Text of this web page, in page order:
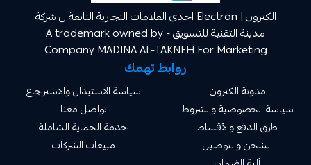
الكترون | Electron احدى العلامات التجارية التابعة ل شركة
مدينة التقنية للتسويق A trademark owned by -
Company MADINA AL-TAKNEH For
روابط تهمك
والشروط
والأقساط
والتوصيل
سياسة الاستبدال والاسترجاع
خدمة الحماية الشاملة
مبيعات الشركات